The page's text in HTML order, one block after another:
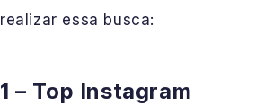
realizar essa busca:
1 – Top Instagram